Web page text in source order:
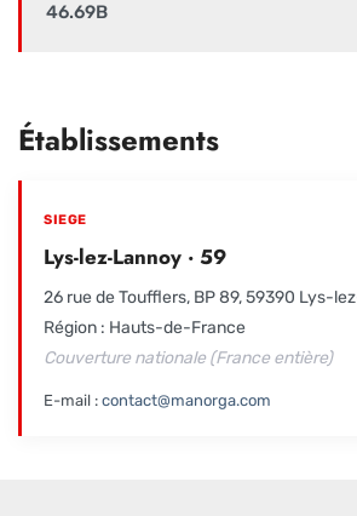
46.69B
Établissements
SIEGE
Lys-lez-Lannoy · 59
26 rue de Toufflers, BP 89, 59390 Lys-
Région : Hauts-de-France
Couverture nationale (France entière)
E-mail : contact@manorga.com